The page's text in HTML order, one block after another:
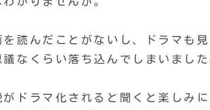
読んだことがないし、ドラマも
なくらい落ち込んでしまいました
ドラマ化されると聞くと楽しみに